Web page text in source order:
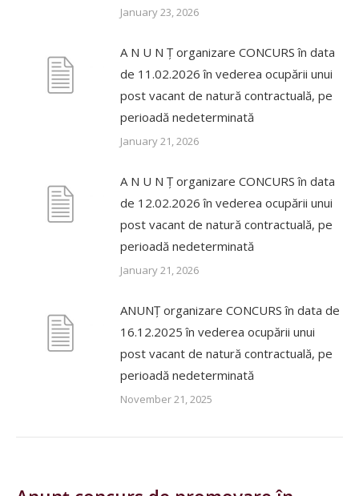
January 23, 2026
A N U N Ț organizare CONCURS în data
de 11.02.2026 în vederea ocupării unui
post vacant de natură contractuală, pe
perioadă nedeterminată
January 21, 2026
A N U N Ț organizare CONCURS în data
de 12.02.2026 în vederea ocupării unui
post vacant de natură contractuală, pe
perioadă nedeterminată
January 21, 2026
ANUNȚ organizare CONCURS în data de
16.12.2025 în vederea ocupării unui
post vacant de natură contractuală, pe
perioadă nedeterminată
November 21, 2025